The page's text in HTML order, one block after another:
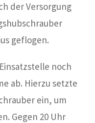
der Versorgung
geflogen.
noch
ab. Hierzu setzte
ein, um
Gegen 20 Uhr